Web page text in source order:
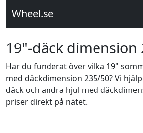
Wheel.se
19"-däck dimension
Har du funderat över vilka 19"
med däckdimension 235/50? Vi
däck och andra hjul med
priser direkt på nätet.